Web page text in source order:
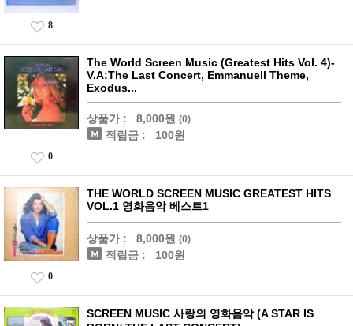
8
The World Screen Music (Greatest Hits Vol. 4)-
V.A:The Last Concert, Emmanuell Theme,
Exodus...
상품가 : 8,000원 (0)
적립금 : 100원
0
THE WORLD SCREEN MUSIC GREATEST HITS
VOL.1 영화음악 베스트1
상품가 : 8,000원 (0)
적립금 : 100원
0
SCREEN MUSIC 사랑의 영화음악 (A STAR IS